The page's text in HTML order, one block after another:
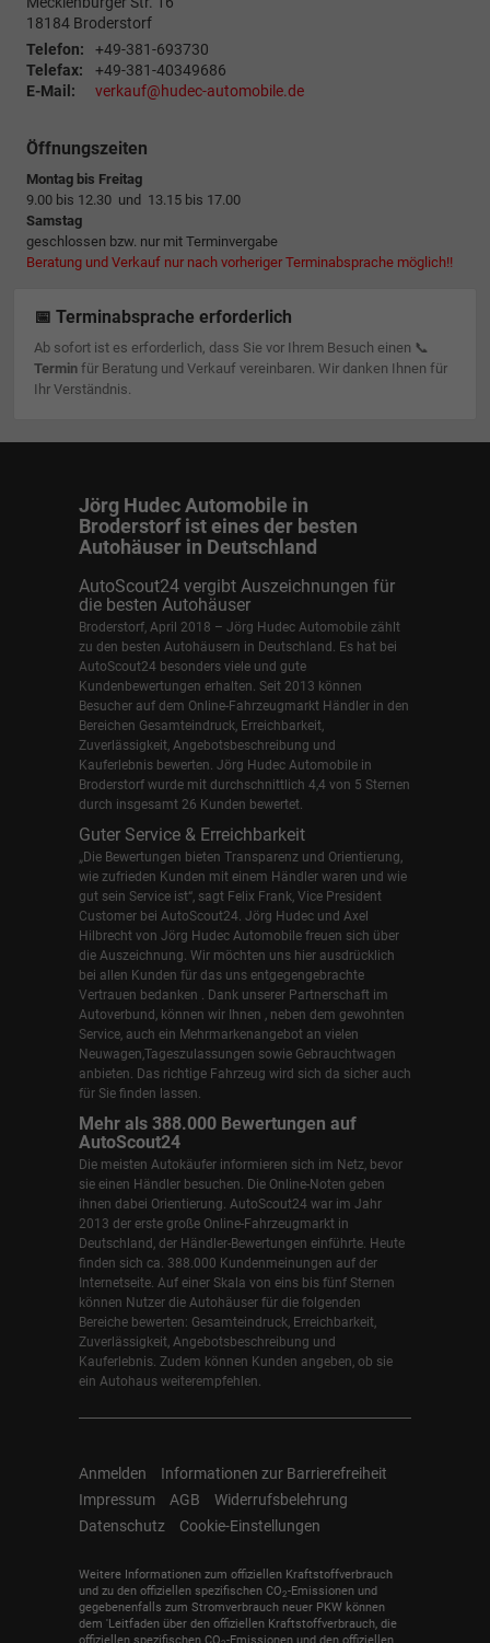
18184 Broderstorf
Telefon:
+49-381-693730
Telefax:
+49-381-40349686
E-Mail:
verkauf@hudec-automobile.de
Öffnungszeiten
Montag bis Freitag
9.00 bis 12.30 und 13.15 bis 17.00
Samstag
geschlossen bzw. nur mit Terminvergabe
Beratung und Verkauf nur nach vorheriger Terminabsprache möglich!!
📅 Terminabsprache erforderlich
Ab sofort ist es erforderlich, dass Sie vor Ihrem Besuch einen 📞
Terminfür Beratung und Verkauf vereinbaren. Wir danken Ihnen für
Ihr Verständnis.
Jörg Hudec Automobile in
Broderstorf ist eines der besten
Autohäuser in Deutschland
AutoScout24 vergibt Auszeichnungen für
die besten Autohäuser
Broderstorf, April 2018 – Jörg Hudec Automobile zählt
zu den besten Autohäusern in Deutschland. Es hat bei
AutoScout24 besonders viele und gute
Kundenbewertungen erhalten. Seit 2013 können
Besucher auf dem Online-Fahrzeugmarkt Händler in den
Bereichen Gesamteindruck, Erreichbarkeit,
Zuverlässigkeit, Angebotsbeschreibung und
Kauferlebnis bewerten. Jörg Hudec Automobile in
Broderstorf wurde mit durchschnittlich 4,4 von 5 Sternen
durch insgesamt 26 Kunden bewertet.
Guter Service & Erreichbarkeit
„Die Bewertungen bieten Transparenz und Orientierung,
wie zufrieden Kunden mit einem Händler waren und wie
gut sein Service ist“, sagt Felix Frank, Vice President
Customer bei AutoScout24. Jörg Hudec und Axel
Hilbrecht von Jörg Hudec Automobile freuen sich über
die Auszeichnung. Wir möchten uns hier ausdrücklich
bei allen Kunden für das uns entgegengebrachte
Vertrauen bedanken . Dank unserer Partnerschaft im
Autoverbund, können wir Ihnen , neben dem gewohnten
Service, auch ein Mehrmarkenangebot an vielen
Neuwagen,Tageszulassungen sowie Gebrauchtwagen
anbieten. Das richtige Fahrzeug wird sich da sicher auch
für Sie finden lassen.
Mehr als 388.000 Bewertungen auf
AutoScout24
Die meisten Autokäufer informieren sich im Netz, bevor
sie einen Händler besuchen. Die Online-Noten geben
ihnen dabei Orientierung. AutoScout24 war im Jahr
2013 der erste große Online-Fahrzeugmarkt in
Deutschland, der Händler-Bewertungen einführte. Heute
finden sich ca. 388.000 Kundenmeinungen auf der
Internetseite. Auf einer Skala von eins bis fünf Sternen
können Nutzer die Autohäuser für die folgenden
Bereiche bewerten: Gesamteindruck, Erreichbarkeit,
Zuverlässigkeit, Angebotsbeschreibung und
Kauferlebnis. Zudem können Kunden angeben, ob sie
ein Autohaus weiterempfehlen.
Anmelden
Informationen zur Barrierefreiheit
Impressum
AGB
Widerrufsbelehrung
Datenschutz
Cookie-Einstellungen
Weitere Informationen zum offiziellen Kraftstoffverbrauch
und zu den offiziellen spezifischen CO2-Emissionen und
gegebenenfalls zum Stromverbrauch neuer PKW können
dem 'Leitfaden über den offiziellen Kraftstoffverbrauch, die
offiziellen spezifischen CO -Emissionen und den offiziellen